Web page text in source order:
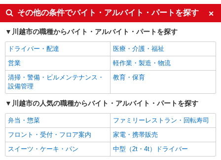
ボーナス・賞与あり
週2～3日勤務OK
短時間勤務（1日4h以内）OK
上場企業・上場企業のグループ会
社
扶養内勤務OK
交通費支給
社会保険あり
まかない・食事補助
社員登用あり
その他の条件でバイト・アルバイト・パートを探す
川越市の職種からバイト・アルバイト・パートを探す
ドライバー・配達
医療・介護・福祉
営業
軽作業・製造・物流
清掃・警備・ビルメンテナンス・
設備管理
教育・保育
川越市の人気の職種からバイト・アルバイト・パートを探す
弁当・惣菜
ファミリーレストラン・回転寿司
フロント・受付・フロア案内
家電・携帯販売
スイーツ・ケーキ・パン
中型（2t・4t）ドライバー